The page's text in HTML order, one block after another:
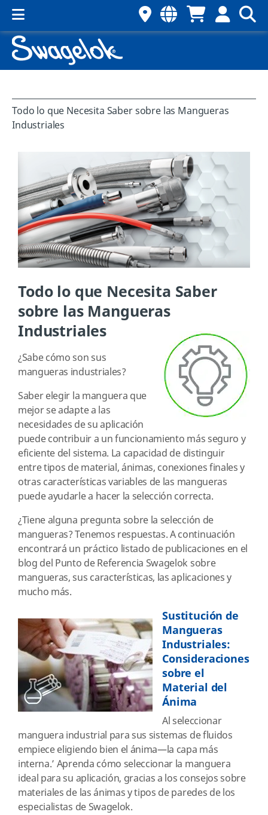
Todo lo que Necesita Saber sobre las Mangueras
Industriales
Todo lo que Necesita Saber
sobre las Mangueras
Industriales
¿Sabe cómo son sus
mangueras industriales?
Saber elegir la manguera que
mejor se adapte a las
necesidades de su aplicación
puede contribuir a un funcionamiento más seguro y
eficiente del sistema. La capacidad de distinguir
entre tipos de material, ánimas, conexiones finales y
otras características variables de las mangueras
puede ayudarle a hacer la selección correcta.
¿Tiene alguna pregunta sobre la selección de
mangueras? Tenemos respuestas. A continuación
encontrará un práctico listado de publicaciones en el
blog del Punto de Referencia Swagelok sobre
mangueras, sus características, las aplicaciones y
mucho más.
Sustitución de
Mangueras
Industriales:
Consideraciones
sobre el
Material del
Ánima
Al seleccionar
manguera industrial para sus sistemas de fluidos
empiece eligiendo bien el ánima—la capa más
interna.’ Aprenda cómo seleccionar la manguera
ideal para su aplicación, gracias a los consejos sobre
materiales de las ánimas y tipos de paredes de los
especialistas de Swagelok.